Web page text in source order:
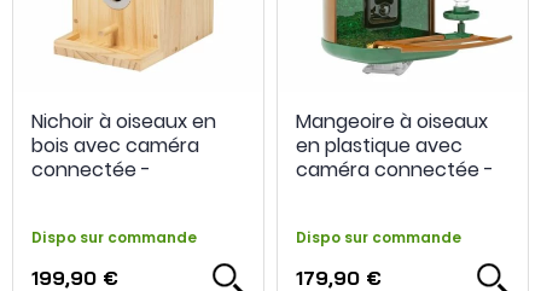
Nichoir à oiseaux en
bois avec caméra
connectée -
Dispo sur commande
199,90 €
Mangeoire à oiseaux
en plastique avec
caméra connectée -
Dispo sur commande
179,90 €